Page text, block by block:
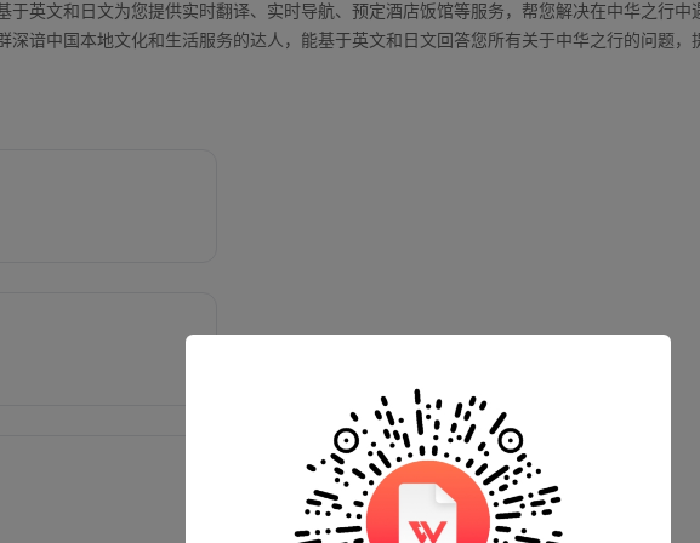
于英文和日文为您提供实时翻译、实时导航、预定酒店饭馆等服务，帮您解决在中华之行中
深谙中国本地文化和生活服务的达人，能基于英文和日文回答您所有关于中华之行的问题，